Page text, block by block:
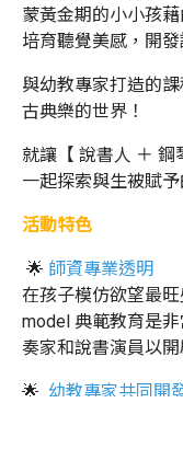
蒙黃金期的小小孩
培育聽覺美感，開
與幼教專家打造的課
古典樂的世界！
就讓【 說書人 ＋ 鋼
一起探索與生被賦予
活動特色
🌟 師資專業透明
在孩子模仿欲望最
model 典範教育是
奏家和說書演員以
🌟 幼教專家共同開